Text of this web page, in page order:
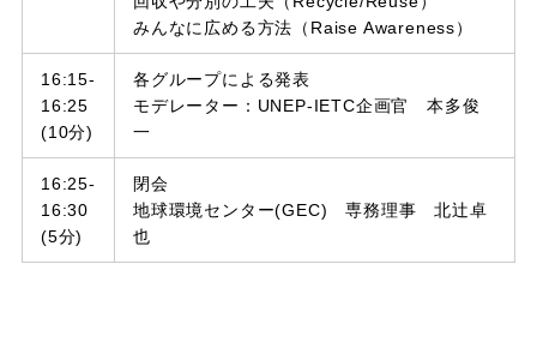
みんなに広める方法（Raise Awareness）
16:15-
16:25
(10分)
各グループによる発表
モデレーター：UNEP-IETC企画官 本多俊
一
16:25-
16:30
(5分)
閉会
地球環境センター(GEC) 専務理事 北辻卓
也